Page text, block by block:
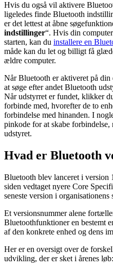
Hvis du også vil aktivere
ligeledes finde Bluetooth
er det lettest at åbne
indstillinger“. Hvis din
starten, kan du installere en
måde kan du let og billigt få
ældre computer.
Når Bluetooth er aktiveret på
at søge efter andet Bluetooth
Når udstyrret er fundet, klikker
forbinde med, hvorefter de to
forbindelse med hinanden. I
pinkode for at skabe
udstyret.
Hvad er Bluetooth
Bluetooth blev lanceret i
siden vedtaget nyere Core
seneste version i
Et versionsnummer alene
Bluetoothfunktioner en bestemt
af den konkrete enhed og dens
Her er en oversigt over de
udvikling, der er sket i årenes løb: